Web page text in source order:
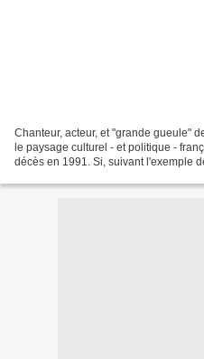
Chanteur, acteur, et "grande gueule"
le paysage culturel - et politique -
décès en 1991. Si, suivant l'exemple